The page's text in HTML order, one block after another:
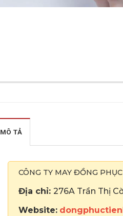
MÔ TẢ
CÔNG TY MAY ĐỒNG
Địa chỉ: 276A Trần Thị
Website: